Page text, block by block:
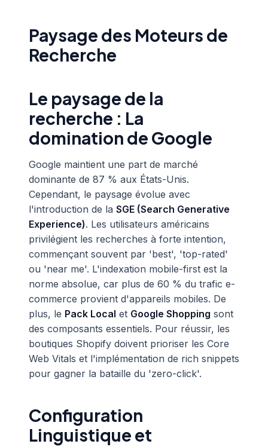
Paysage des Moteurs de
Recherche
Le paysage de la
recherche : La
domination de Google
Google maintient une part de marché
dominante de 87 % aux États-Unis.
Cependant, le paysage évolue avec
l'introduction de la SGE (Search Generative
Experience). Les utilisateurs américains
privilégient les recherches à forte intention,
commençant souvent par 'best', 'top-rated'
ou 'near me'. L'indexation mobile-first est la
norme absolue, car plus de 60 % du trafic e-
commerce provient d'appareils mobiles. De
plus, le Pack Local et Google Shopping sont
des composants essentiels. Pour réussir, les
boutiques Shopify doivent prioriser les Core
Web Vitals et l'implémentation de rich snippets
pour gagner la bataille du 'zero-click'.
Configuration
Linguistique et